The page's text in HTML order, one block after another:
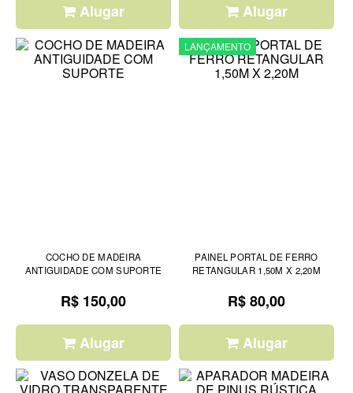
Alugar Alugar
COCHO DE MADEIRA
ANTIGUIDADE COM SUPORTE
R$ 150,00
Alugar
LANÇAMENTO
PAINEL PORTAL DE FERRO
RETANGULAR 1,50M X 2,20M
R$ 80,00
Alugar